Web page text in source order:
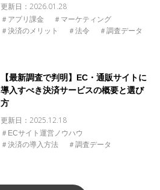
更新日：2026.01.28
＃アプリ課金
＃マーケティング
＃決済のメリット
＃法令 ＃調査データ
【最新調査で判明】EC・通販サイトに
導入すべき決済サービスの概要と選び
方
更新日：2025.12.18
＃ECサイト運営ノウハウ
＃決済の導入方法
＃調査データ